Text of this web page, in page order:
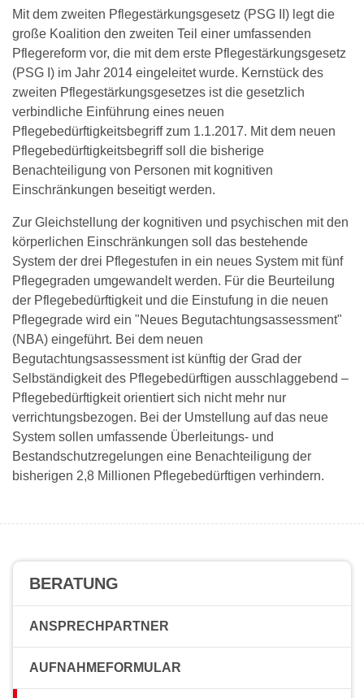
Mit dem zweiten Pflegestärkungsgesetz (PSG II) legt die
große Koalition den zweiten Teil einer umfassenden
Pflegereform vor, die mit dem erste Pflegestärkungsgesetz
(PSG I) im Jahr 2014 eingeleitet wurde. Kernstück des
zweiten Pflegestärkungsgesetzes ist die gesetzlich
verbindliche Einführung eines neuen
Pflegebedürftigkeitsbegriff zum 1.1.2017. Mit dem neuen
Pflegebedürftigkeitsbegriff soll die bisherige
Benachteiligung von Personen mit kognitiven
Einschränkungen beseitigt werden.
Zur Gleichstellung der kognitiven und psychischen mit den
körperlichen Einschränkungen soll das bestehende
System der drei Pflegestufen in ein neues System mit fünf
Pflegegraden umgewandelt werden. Für die Beurteilung
der Pflegebedürftigkeit und die Einstufung in die neuen
Pflegegrade wird ein "Neues Begutachtungsassessment"
(NBA) eingeführt. Bei dem neuen
Begutachtungsassessment ist künftig der Grad der
Selbständigkeit des Pflegebedürftigen ausschlaggebend –
Pflegebedürftigkeit orientiert sich nicht mehr nur
verrichtungsbezogen. Bei der Umstellung auf das neue
System sollen umfassende Überleitungs- und
Bestandschutzregelungen eine Benachteiligung der
bisherigen 2,8 Millionen Pflegebedürftigen verhindern.
BERATUNG
ANSPRECHPARTNER
AUFNAHMEFORMULAR